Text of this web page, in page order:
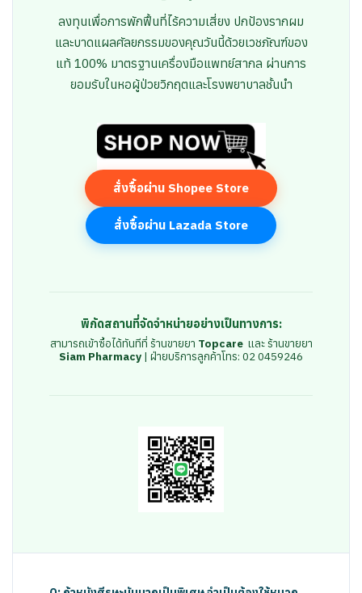
ลงทุนเพื่อการพักฟื้นที่ไร้ความเสี่ยง ปกป้องรากผม
และบาดแผลศัลยกรรมของคุณวันนี้ด้วยเวชภัณฑ์ของ
แท้ 100% มาตรฐานเครื่องมือแพทย์สากล ผ่านการ
ยอมรับในหอผู้ป่วยวิกฤตและโรงพยาบาลชั้นนำ
สั่งซื้อผ่าน Shopee Store
สั่งซื้อผ่าน Lazada Store
พิกัดสถานที่จัดจำหน่ายอย่างเป็นทางการ:
สามารถเข้าซื้อได้ทันทีที่ ร้านขายยา Topcareและ ร้านขายยา
Siam Pharmacy | ฝ่ายบริการลูกค้าโทร: 02 0459246